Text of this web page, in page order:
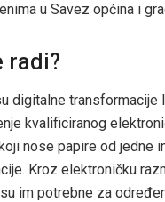
u Savez općina i
radi?
digitalne
kvalificiranog
nose papire od jedne
Kroz elektroničku
im potrebne za